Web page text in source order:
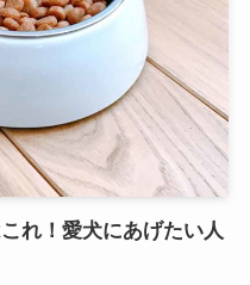
れ！愛犬にあげたい人